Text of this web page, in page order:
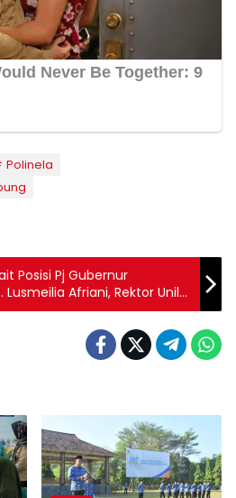
Polinela
Posisi Pj Gubernur
Afriani, Rektor Unila,